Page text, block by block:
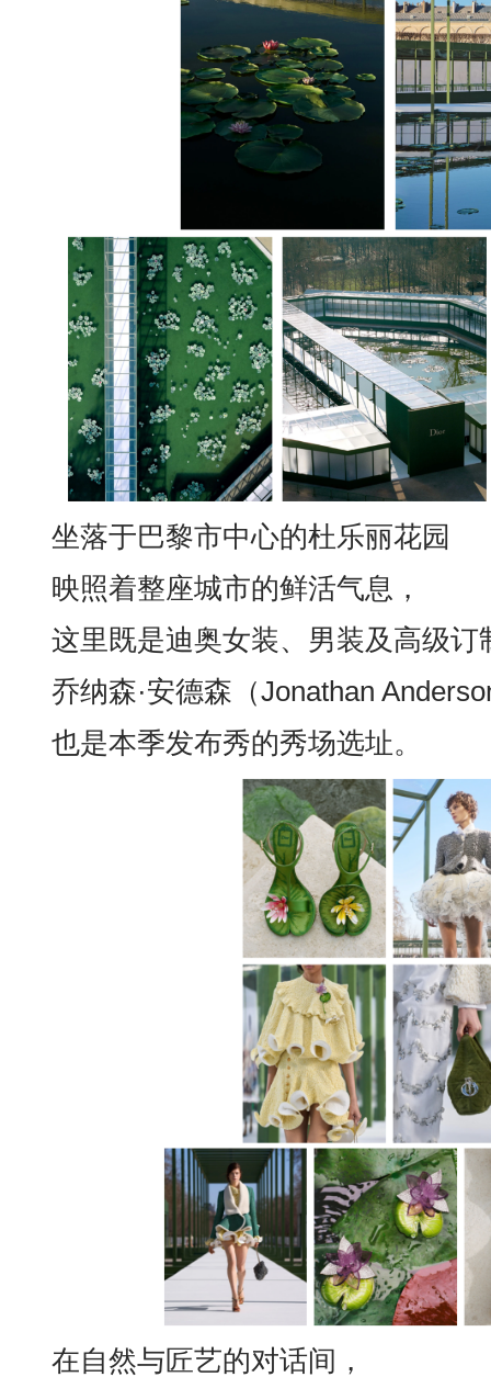
坐落于巴黎市中心的杜乐丽花园
映照着整座城市的鲜活气息，
这里既是迪奥女装、男装及高级订
乔纳森·安德森（Jonathan
也是本季发布秀的秀场选址。
在自然与匠艺的对话间，